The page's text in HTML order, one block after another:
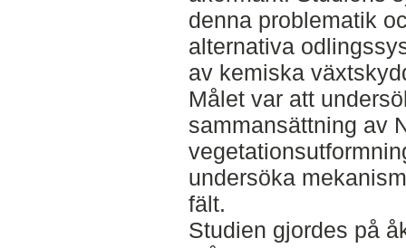
denna problematik
alternativa
av kemiska
Målet var att
sammansättning av
undersöka
fält.
Studien gjordes på